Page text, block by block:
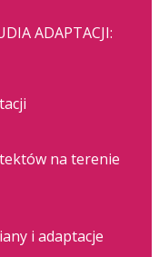
ADAPTACJI:
na terenie
i adaptacje